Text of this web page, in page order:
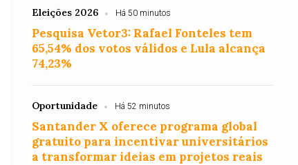
Eleições 2026 Há 50 minutos
Pesquisa Vetor3: Rafael Fonteles tem
65,54% dos votos válidos e Lula alcança
74,23%
Oportunidade Há 52 minutos
Santander X oferece programa global
gratuito para incentivar universitários
a transformar ideias em projetos reais